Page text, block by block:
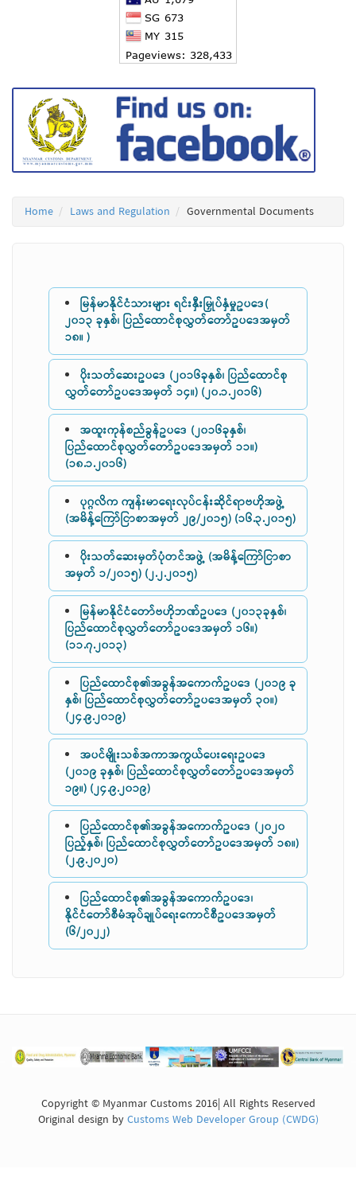
Home Laws and Regulation Governmental Documents
မြန်မာနိုင်ငံသားများ ရင်းနှီးမြှုပ်နှံမှုဥပဒေ(
၂၀၁၃ ခုနှစ်၊ ပြည်ထောင်စုလွှတ်တော်ဥပဒေအမှတ်
၁၈။ )
ပိုးသတ်ဆေးဥပဒေ (၂၀၁၆ခုနှစ်၊ ပြည်ထောင်စု
လွှတ်တော်ဥပဒေအမှတ် ၁၄။) (၂၀.၁.၂၀၁၆)
အထူးကုန်စည်ခွန်ဥပဒေ (၂၀၁၆ခုနှစ်၊
ပြည်ထောင်စုလွှတ်တော်ဥပဒေအမှတ် ၁၁။)
(၁၈.၁.၂၀၁၆)
ပုဂ္ဂလိက ကျန်းမာရေးလုပ်ငန်းဆိုင်ရာဗဟိုအဖွဲ့
(အမိန့်ကြော်ငြာစာအမှတ် ၂၉/၂၀၁၅) (၁၆.၃.၂၀၁၅)
ပိုးသတ်ဆေးမှတ်ပုံတင်အဖွဲ့ (အမိန့်ကြော်ငြာစာ
အမှတ် ၁/၂၀၁၅) (၂.၂.၂၀၁၅)
မြန်မာနိုင်ငံတော်ဗဟိုဘဏ်ဥပဒေ (၂၀၁၃ခုနှစ်၊
ပြည်ထောင်စုလွှတ်တော်ဥပဒေအမှတ် ၁၆။)
(၁၁.၇.၂၀၁၃)
ပြည်ထောင်စု၏အခွန်အကောက်ဥပဒေ (၂၀၁၉ ခု
နှစ်၊ ပြည်ထောင်စုလွှတ်တော်ဥပဒေအမှတ် ၃၀။)
(၂၄.၉.၂၀၁၉)
အပင်မျိုးသစ်အကာအကွယ်ပေးရေးဥပဒေ
(၂၀၁၉ ခုနှစ်၊ ပြည်ထောင်စုလွှတ်တော်ဥပဒေအမှတ်
၁၉။) (၂၄.၉.၂၀၁၉)
ပြည်ထောင်စု၏အခွန်အကောက်ဥပဒေ (၂၀၂၀
ပြည့်နှစ်၊ ပြည်ထောင်စုလွှတ်တော်ဥပဒေအမှတ် ၁၈။)
(၂.၉.၂၀၂၀)
ပြည်ထောင်စု၏အခွန်အကောက်ဥပဒေ၊
နိုင်ငံတော်စီမံအုပ်ချုပ်ရေးကောင်စီဥပဒေအမှတ်
(၆/၂၀၂၂)
Copyright © Myanmar Customs 2016| All Rights Reserved
Original design byCustoms Web Developer Group (CWDG)